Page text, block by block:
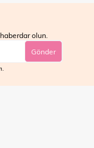
olun.
Gönder